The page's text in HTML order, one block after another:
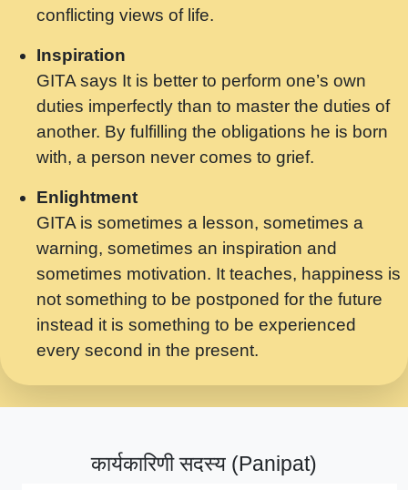
मन बध लय परम वल कगन Special Shyam
Saawariya.mp3
मर गनय न अपरध लडडल शर रध.... Shri
ravinandan shastri ji maharaj.mp3
मेरे मन हरी का ध्यान लगा - भजन भाव - 2018 -
Rishikesh - Swami Gyananand Ji
Maharaj.mp3
यह हसरत तलब ह नकज कमर Yahi Hasraten
Talab Hai Bhav Pravah #bhajan.mp3
लडल ज बल ल क ज न लग Sadhvi Purnima Ji
7.9.2021 जवल नगर दलल #बसर.mp3
सख भ मझ पयर ह दख भ मझ पयर ह!छड म कस दत
सपरहट भजन 2021 - तर अखय ह जद भर बहर ज म
सपरहट शयम भजन - जय जय शयम जय जय शयम
conflicting views of life.
Inspiration
GITA says It is better to perform one’s own
duties imperfectly than to master the duties of
another. By fulfilling the obligations he is born
with, a person never comes to grief.
Enlightment
GITA is sometimes a lesson, sometimes a
warning, sometimes an inspiration and
sometimes motivation. It teaches, happiness is
not something to be postponed for the future
instead it is something to be experienced
every second in the present.
कार्यकारिणी सदस्य (Panipat)